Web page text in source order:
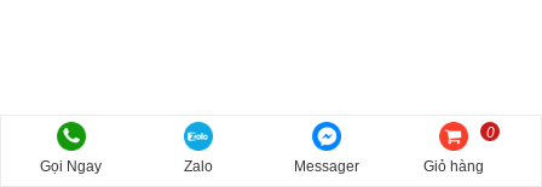
Gọi Ngay Zalo Messager Giỏ hàng
0